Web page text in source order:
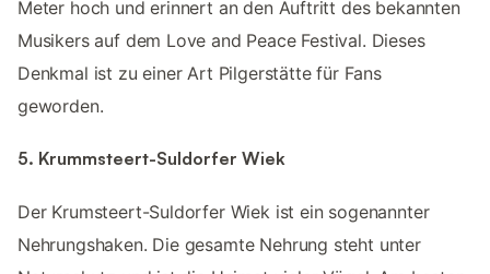
Meter hoch und erinnert an den Auftritt des bekannten
Musikers auf dem Love and Peace Festival. Dieses
Denkmal ist zu einer Art Pilgerstätte für Fans
geworden.
5. Krummsteert-Suldorfer Wiek
Der Krumsteert-Suldorfer Wiek ist ein sogenannter
Nehrungshaken. Die gesamte Nehrung steht unter